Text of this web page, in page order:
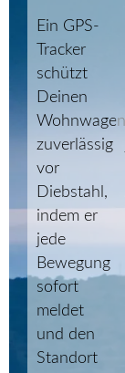
Ein GPS-
Tracker
schützt
Deinen
Wohnwagen
zuverlässig
vor
Diebstahl,
indem er
jede
Bewegung
sofort
meldet
und den
Standort